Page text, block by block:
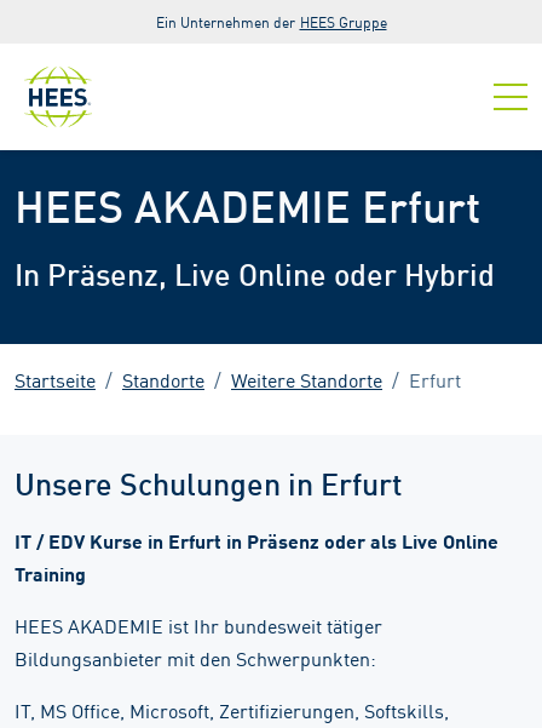
Zur Hauptnavigation springen
Zum Hauptinhalt springen
Zur Fußzeile der Seite springen
Ein Unternehmen der HEES Gruppe
HEES AKADEMIE Erfurt
In Präsenz, Live Online oder Hybrid
Startseite Standorte Weitere Standorte Erfurt
Unsere Schulungen in Erfurt
IT / EDV Kurse in Erfurt in Präsenz oder als Live Online
Training
HEES AKADEMIE ist Ihr bundesweit tätiger
Bildungsanbieter mit den Schwerpunkten:
IT, MS Office, Microsoft, Zertifizierungen, Softskills,